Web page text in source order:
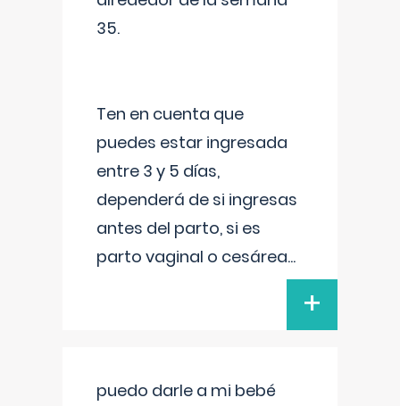
35.
Ten en cuenta que
puedes estar ingresada
entre 3 y 5 días,
dependerá de si ingresas
antes del parto, si es
parto vaginal o cesárea...
+
puedo darle a mi bebé